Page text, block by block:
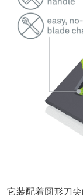
它装配着圆形刀